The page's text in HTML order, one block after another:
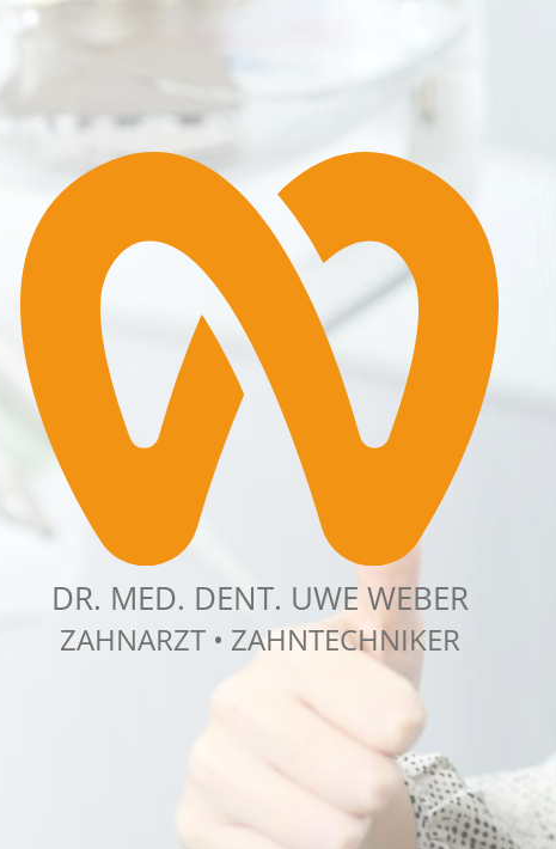
DR. MED. DENT. UWE WEBER
ZAHNARZT • ZAHNTECHNIKER